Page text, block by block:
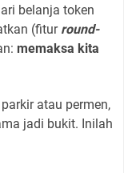
belanja token
(fitur round-
memaksa kita
atau permen,
jadi bukit. Inilah